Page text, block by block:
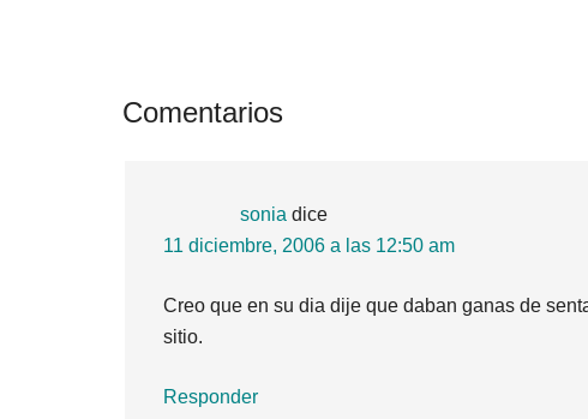
Interacciones
lectores
Comentarios
sonia dice
11 diciembre, 2006 a las 12:50 am
Creo que en su dia dije que daban ganas de
sitio.
Responder